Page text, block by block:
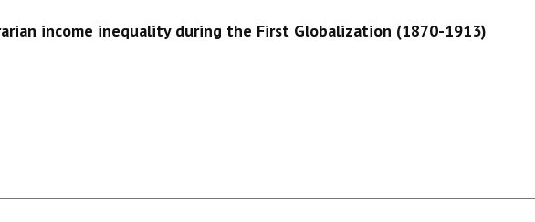
income inequality during the First Globalization (1870-1913)